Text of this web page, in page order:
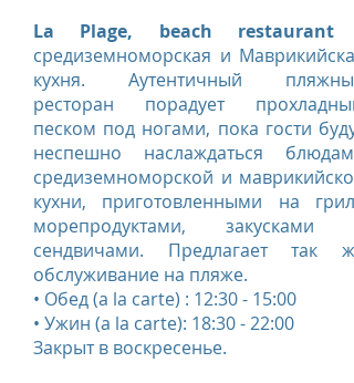
La Plage, beach restaurant
средиземноморская и Маврикийская
кухня. Аутентичный пляжный
ресторан порадует прохладным
песком под ногами, пока гости будут
неспешно наслаждаться блюдами
средиземноморской и маврикийской
кухни, приготовленными на гриле
морепродуктами, закусками и
сендвичами. Предлагает так же
обслуживание на пляже.​
• Обед (a la carte) : 12:30 - 15:00
• Ужин (a la carte): 18:30 - 22:00
Закрыт в воскресенье.